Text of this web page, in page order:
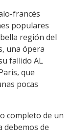
francés
populares
región del
una ópera
fallido AL
que
pocas
completo de un
debemos de